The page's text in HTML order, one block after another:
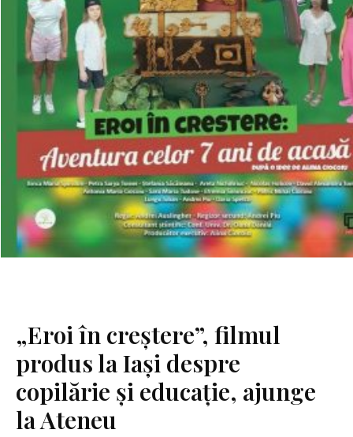
„Eroi în creștere”, filmul
produs la Iași despre
copilărie și educație, ajunge
la Ateneu